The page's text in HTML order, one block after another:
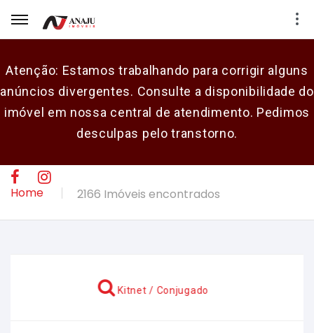
Atenção: Estamos trabalhando para corrigir alguns
anúncios divergentes. Consulte a disponibilidade do
imóvel em nossa central de atendimento. Pedimos
desculpas pelo transtorno.
E-mail
Home 2166 Imóveis encontrados
Kitnet / Conjugado